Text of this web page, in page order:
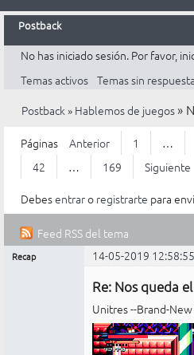
Postback
Inicio
Postback
Reglas
Búsqueda
Registrarte
Entrar
No has iniciado sesión. Por favor,
Temas activos Temas sin
Postback» Hablemos de juegos »
Páginas Anterior 1 …
42
… 169
Siguiente
Debesentraro registrarte para
Feed RSS del tema
Recap 14-05-2019 12:58:55
Re: Nos queda
Unitres --Brand-